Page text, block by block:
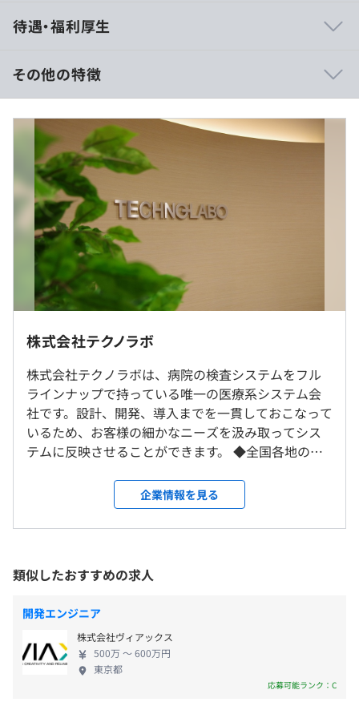
【社内での開発環境】
OS：Linux、Windows
DB：Sybase、SQL
言語：VB.NETまたはC#
配属予定部署は総務部となる予定です。現在4名（総務担
当1名、人事担当1名、経理担当2名）で構成されていま
す。
社内インフラ担当者は現在不在のため、ご入社後は1名で
担当していただく事になります。初めのうちは、システム
指示を受けながら、業務にあたっていただきます。一通り
社員と協力して業務を実施していただきます。
※本社勤務となります
就業場所の変更範囲
＜雇入時＞
東京本社、会社の定める場所
＜変更範囲＞
受動喫煙防止措置に関する事項
対策内容：敷地内禁煙／屋内禁煙
※顧客先では顧客先での喫煙ルールに従っていただきます
＜本社＞
待遇・福利厚生
■想定年収
440万円～570万円
月給制 ： 月給 308,000円～
月給￥308,000～ 基本給￥235,000～ 固定残業代￥73,000
～を含む/月
■賞与実績:年2回（平均3ヶ月分）+決算賞与
＜年収例＞
610万円 月給41万円（32歳）入社9年目
671万円 月給42万円（34歳）入社9年目
558万円 月給38万円（39歳）入社3年目
※予定年収はあくまでも目安の金額であり、選考を通じて
上下する可能性があります。
（※想定年収 は年収提示額を保証するものではありません）
＜標準的な労働時間＞
9:00～18:00 （所定労働時間：8時間0分）
時間外労働有無：あり
＜労働時間区分＞
みなし残業制
休憩1時間（12:00～13:00）
休憩時間：12:00〜13:00（60分）
平均残業時間：平均20-40時間／月
その他の特徴
株式会社テクノラボ
株式会社テクノラボは、病院の検査システムをフル
ラインナップで持っている唯一の医療系システム会
社です。設計、開発、導入までを一貫しておこなって
いるため、お客様の細かなニーズを汲み取ってシス
テムに反映させることができます。 ◆全国各地の医
す！ お客様と弊社技術者との間で綿密な打合せをお
こない、病院ごとにマッチしたオンリーワンシステ
ムを提供。その結果、お客様からは次期システム更
90％と高い水準を誇っています。 ＜総稼働施設数
136件（2020年4月現在）＞ ・500床以上：21件 ・
300床以上499床以下：32件 ・299床以下：53件 ・検
査センター、その他：30件 ◆やりがいのある医療シ
ステム開発でスキルアップ お客様と直接やり取りを
する上流工程からプログラミングまで、幅広く活躍
する機会があります。上流から下流まで自社でおこな
企業情報を見る
類似したおすすめの求人
開発エンジニア
株式会社ヴィアックス
500万 〜 600万円
東京都
応募可能ランク：C